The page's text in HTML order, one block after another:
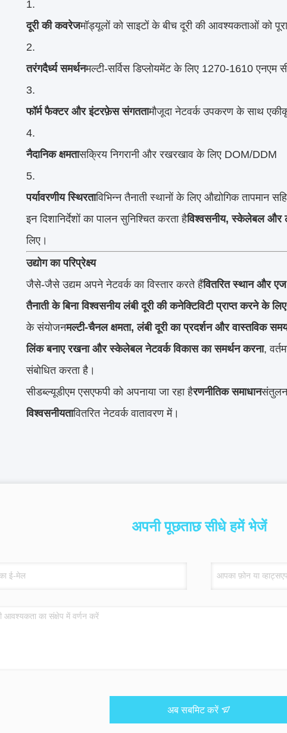
दूरी की कवरेजमॉड्यूलों को साइटों के बीच दूरी की आवश्यकताओं को
तरंगदैर्ध्य समर्थनमल्टी-सर्विस डिप्लोयमेंट के लिए 1270-1610 एनएम
फॉर्म फैक्टर और इंटरफ़ेस संगततामौजूदा नेटवर्क उपकरण के साथ
नैदानिक क्षमतासक्रिय निगरानी और रखरखाव के लिए DOM/DDM
पर्यावरणीय स्थिरताविभिन्न तैनाती स्थानों के लिए औद्योगिक तापमान
इन दिशानिर्देशों का पालन सुनिश्चित करता हैविश्वसनीय, स्केलेबल और
लिए।
उद्योग का परिप्रेक्ष्य
जैसे-जैसे उद्यम अपने नेटवर्क का विस्तार करते हैंवितरित स्थान और
तैनाती के बिना विश्वसनीय लंबी दूरी की कनेक्टिविटी प्राप्त करने के लिए
के संयोजनमल्टी-चैनल क्षमता, लंबी दूरी का प्रदर्शन और वास्तविक समय
लिंक बनाए रखना और स्केलेबल नेटवर्क विकास का समर्थन करना,
संबोधित करता है।
सीडब्ल्यूडीएम एसएफपी को अपनाया जा रहा हैरणनीतिक समाधानसंतुलन
विश्वसनीयतावितरित नेटवर्क वातावरण में।
अपनी पूछताछ सीधे हमें भेजें
अब सबमिट करें